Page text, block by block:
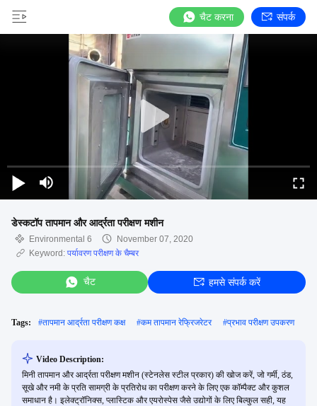
चैट करना संपर्क
डेस्कटॉप तापमान और आर्द्रता परीक्षण मशीन
Environmental 6
November 07, 2020
Keyword: पर्यावरण परीक्षण के चैम्बर
चैट हमसे संपर्क करें
Tags: #तापमान आर्द्रता परीक्षण कक्ष #कम तापमान रेफ्रिजरेटर #प्रभाव परीक्षण उपकरण
Video Description:
मिनी तापमान और आर्द्रता परीक्षण मशीन (स्टेनलेस स्टील प्रकार) की खोज करें, जो गर्मी, ठंड,
सूखे और नमी के प्रति सामग्री के प्रतिरोध का परीक्षण करने के लिए एक कॉम्पैक्ट और कुशल
समाधान है। इलेक्ट्रॉनिक्स, प्लास्टिक और एयरोस्पेस जैसे उद्योगों के लिए बिल्कुल सही, यह